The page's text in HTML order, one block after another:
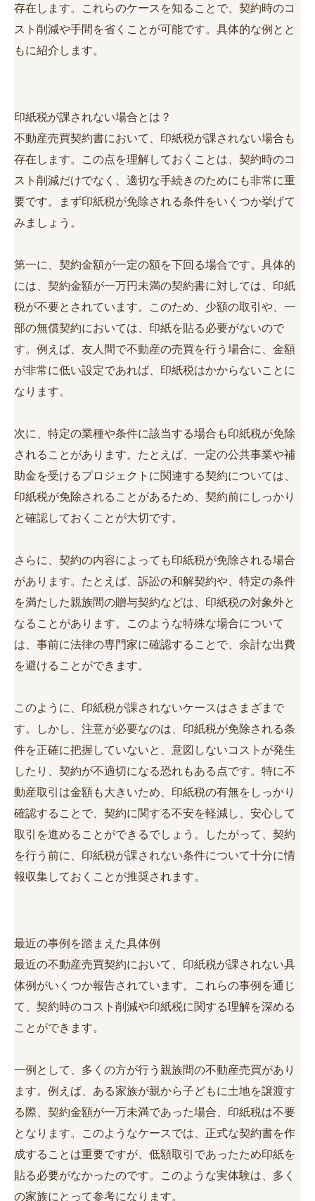
存在します。これらのケースを知ることで、契約時のコ
スト削減や手間を省くことが可能です。具体的な例とと
もに紹介します。
印紙税が課されない場合とは？
不動産売買契約書において、印紙税が課されない場合も
存在します。この点を理解しておくことは、契約時のコ
スト削減だけでなく、適切な手続きのためにも非常に重
要です。まず印紙税が免除される条件をいくつか挙げて
みましょう。
第一に、契約金額が一定の額を下回る場合です。具体的
には、契約金額が一万円未満の契約書に対しては、印紙
税が不要とされています。このため、少額の取引や、一
部の無償契約においては、印紙を貼る必要がないので
す。例えば、友人間で不動産の売買を行う場合に、金額
が非常に低い設定であれば、印紙税はかからないことに
なります。
次に、特定の業種や条件に該当する場合も印紙税が免除
されることがあります。たとえば、一定の公共事業や補
助金を受けるプロジェクトに関連する契約については、
印紙税が免除されることがあるため、契約前にしっかり
と確認しておくことが大切です。
さらに、契約の内容によっても印紙税が免除される場合
があります。たとえば、訴訟の和解契約や、特定の条件
を満たした親族間の贈与契約などは、印紙税の対象外と
なることがあります。このような特殊な場合について
は、事前に法律の専門家に確認することで、余計な出費
を避けることができます。
このように、印紙税が課されないケースはさまざまで
す。しかし、注意が必要なのは、印紙税が免除される条
件を正確に把握していないと、意図しないコストが発生
したり、契約が不適切になる恐れもある点です。特に不
動産取引は金額も大きいため、印紙税の有無をしっかり
確認することで、契約に関する不安を軽減し、安心して
取引を進めることができるでしょう。したがって、契約
を行う前に、印紙税が課されない条件について十分に情
報収集しておくことが推奨されます。
最近の事例を踏まえた具体例
最近の不動産売買契約において、印紙税が課されない具
体例がいくつか報告されています。これらの事例を通じ
て、契約時のコスト削減や印紙税に関する理解を深める
ことができます。
一例として、多くの方が行う親族間の不動産売買があり
ます。例えば、ある家族が親から子どもに土地を譲渡す
る際、契約金額が一万未満であった場合、印紙税は不要
となります。このようなケースでは、正式な契約書を作
成することは重要ですが、低額取引であったため印紙を
貼る必要がなかったのです。このような実体験は、多く
の家族にとって参考になります。